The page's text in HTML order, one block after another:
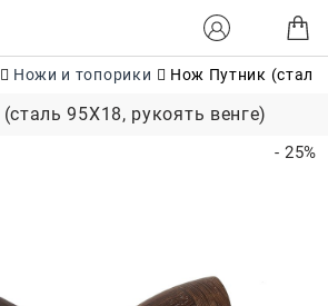
Ножи и топорики Нож Путник (сталь
95Х18, рукоять венге)
- 25%